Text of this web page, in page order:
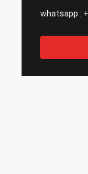
whatsapp :